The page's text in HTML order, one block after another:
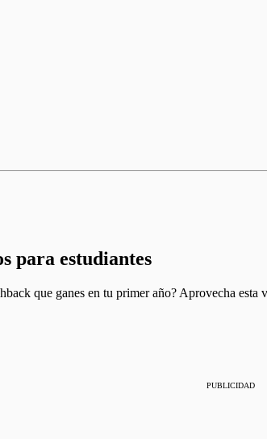
para estudiantes
que ganes en tu primer año? Aprovecha
PUBLICIDAD